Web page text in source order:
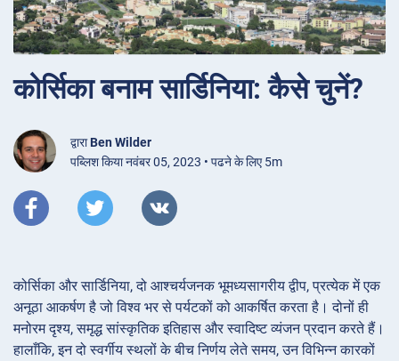
कोर्सिका बनाम सार्डिनिया: कैसे चुनें?
द्वाराBen Wilder
पब्लिश किया नवंबर 05, 2023 • पढने के लिए 5m
कोर्सिका और सार्डिनिया, दो आश्चर्यजनक भूमध्यसागरीय द्वीप, प्रत्येक में एक
अनूठा आकर्षण है जो विश्व भर से पर्यटकों को आकर्षित करता है। दोनों ही
मनोरम दृश्य, समृद्ध सांस्कृतिक इतिहास और स्वादिष्ट व्यंजन प्रदान करते हैं।
हालाँकि, इन दो स्वर्गीय स्थलों के बीच निर्णय लेते समय, उन विभिन्न कारकों